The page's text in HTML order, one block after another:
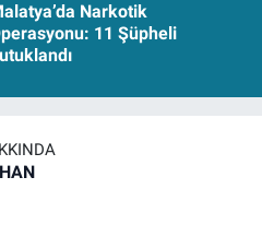
Narkotik
11 Şüpheli